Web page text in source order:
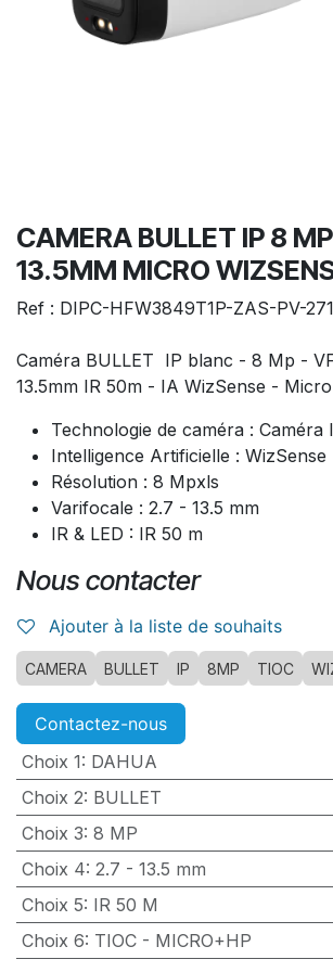
CAMERA BULLET IP 8
13.5MM MICRO
Ref : DIPC-HFW3849T1P-ZAS-PV-
Caméra BULLET IP blanc - 8 Mp -
13.5mm IR 50m - IA WizSense -
Technologie de caméra : Caméra
Intelligence Artificielle : WizSense
Résolution : 8 Mpxls
Varifocale : 2.7 - 13.5 mm
IR & LED : IR 50 m
Nous contacter
Ajouter à la liste de souhaits
CAMERA BULLET IP 8MP TIOC
Contactez-nous
Choix 1: DAHUA
Choix 2: BULLET
Choix 3: 8 MP
Choix 4: 2.7 - 13.5 mm
Choix 5: IR 50 M
Choix 6: TIOC - MICRO+HP